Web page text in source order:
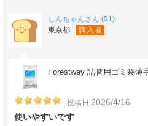
しんちゃんさん (51)
東京都
購入者
Forestway 詰替用ゴミ袋薄
投稿日 2026/4/16
使いやすいです